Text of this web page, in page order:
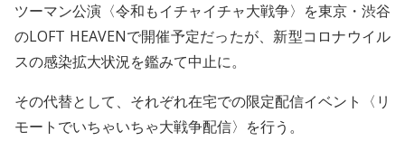
ツーマン公演〈令和もイチャイチャ大戦争〉を東京・渋谷
のLOFT HEAVENで開催予定だったが、新型コロナウイル
スの感染拡大状況を鑑みて中止に。
その代替として、それぞれ在宅での限定配信イベント〈リ
モートでいちゃいちゃ大戦争配信〉を行う。